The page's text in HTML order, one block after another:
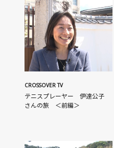
CROSSOVER TV
テニスプレーヤー 伊達公子
さんの旅 ＜前編＞